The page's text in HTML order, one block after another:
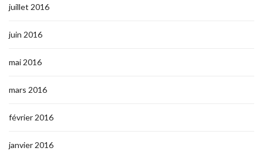
juillet 2016
juin 2016
mai 2016
mars 2016
février 2016
janvier 2016